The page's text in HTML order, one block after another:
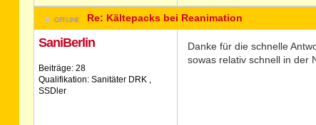
Re: Kältepacks bei Reanimation
SaniBerlin
Beiträge: 28
Qualifikation: Sanitäter DRK ,
SSDler
Danke für die schnelle
sowas relativ schnell in der